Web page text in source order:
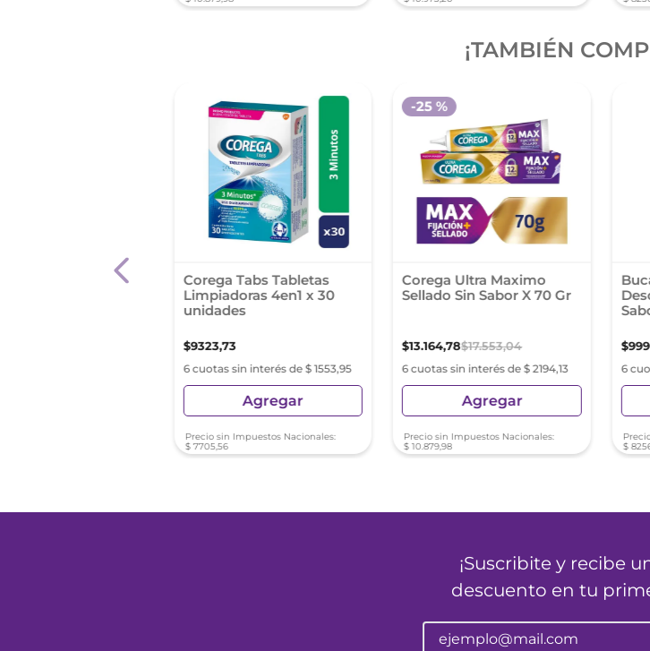
¡TAMBIÉN
Corega Tabs Tabletas
Limpiadoras 4en1 x 30
unidades
$9323,73
6 cuotas sin interés de $ 1553,95
Agregar
Precio sin Impuestos Nacionales:
$ 7705,56
Corega Ultra Maximo
Sellado Sin Sabor X 70 Gr
$13.164,78$17.553,04
6 cuotas sin interés de $ 2194,13
-25 %
Agregar
Precio sin Impuestos Nacionales:
$ 10.879,98
$
6
$
¡Suscribite y recibe
descuento en tu